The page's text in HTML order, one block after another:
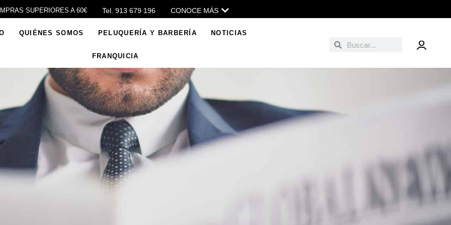
SUPERIORES A 60€ Tel. 913 679 196 CONOCE MÁS
QUIÉNES SOMOS PELUQUERÍA Y BARBERÍA NOTICIAS
FRANQUICIA
BuscarBuscar